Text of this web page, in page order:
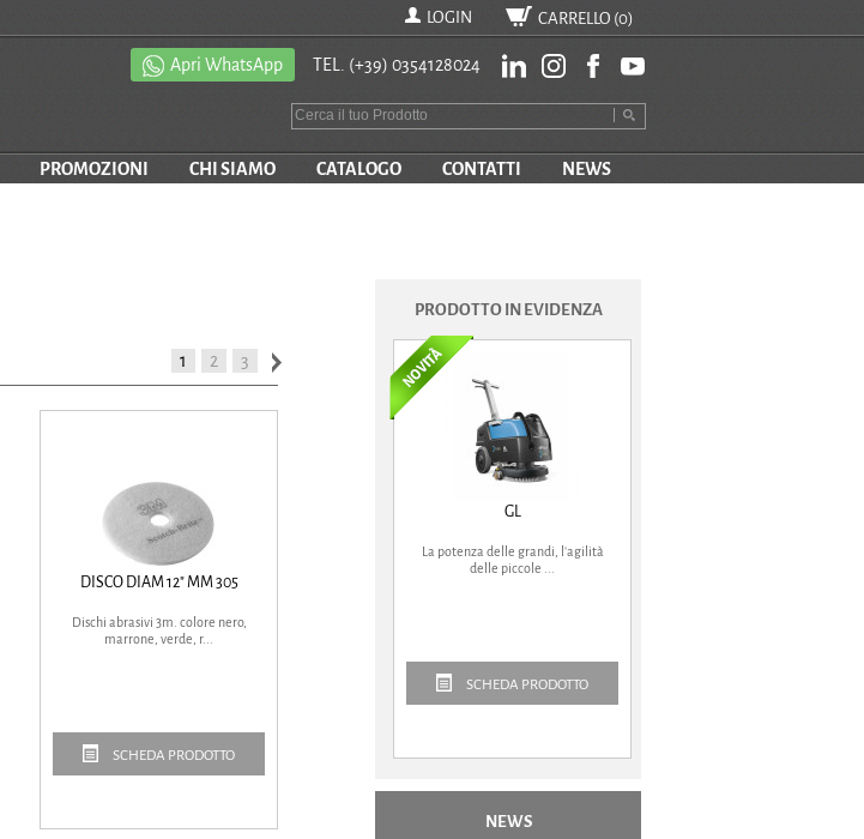
LOGIN CARRELLO (0)
Apri WhatsApp TEL. (+39) 0354128024
PROMOZIONI CHI SIAMO CATALOGO CONTATTI NEWS
1 2 3
DISCO DIAM 12" MM 305
Dischi abrasivi 3m. colore nero,
marrone, verde, r...
SCHEDA PRODOTTO
PRODOTTO IN EVIDENZA
GL
La potenza delle grandi, l'agilità
delle piccole ...
SCHEDA PRODOTTO
NEWS